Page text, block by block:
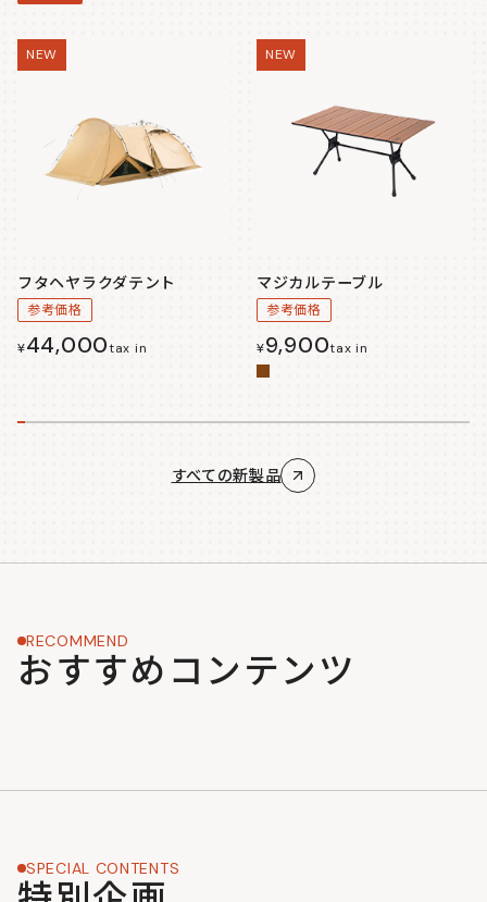
NEW
フタヘヤラクダテント
参考価格
¥44,000tax in
NEW
マジカルテーブル
参考価格
¥9,900tax in
すべての新製品
RECOMMEND
おすすめコンテンツ
SPECIAL CONTENTS